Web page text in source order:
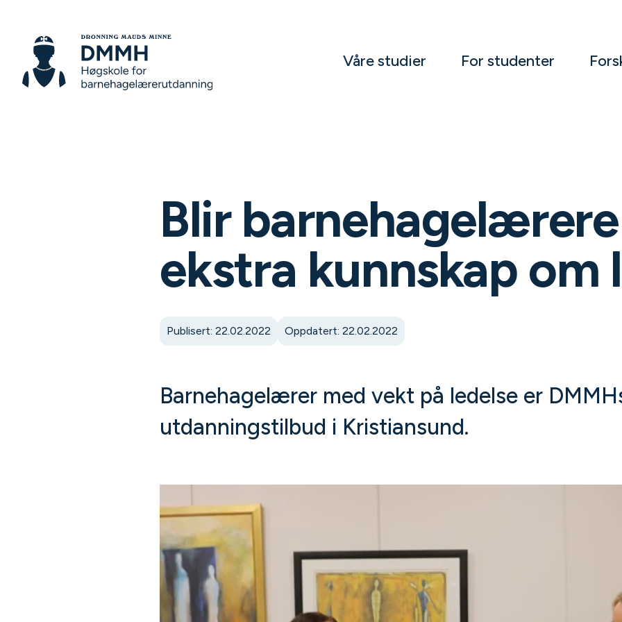
Våre studier For studenter
Blir
ekstra kunnskap om
Publisert: 22.02.2022 Oppdatert: 22.02.2022
Barnehagelærer med vekt på ledelse er
utdanningstilbud i Kristiansund.